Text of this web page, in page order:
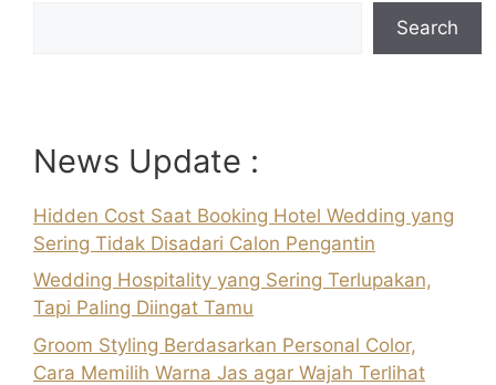
Search
News Update :
Hidden Cost Saat Booking Hotel Wedding yang
Sering Tidak Disadari Calon Pengantin
Wedding Hospitality yang Sering Terlupakan,
Tapi Paling Diingat Tamu
Groom Styling Berdasarkan Personal Color,
Cara Memilih Warna Jas agar Wajah Terlihat